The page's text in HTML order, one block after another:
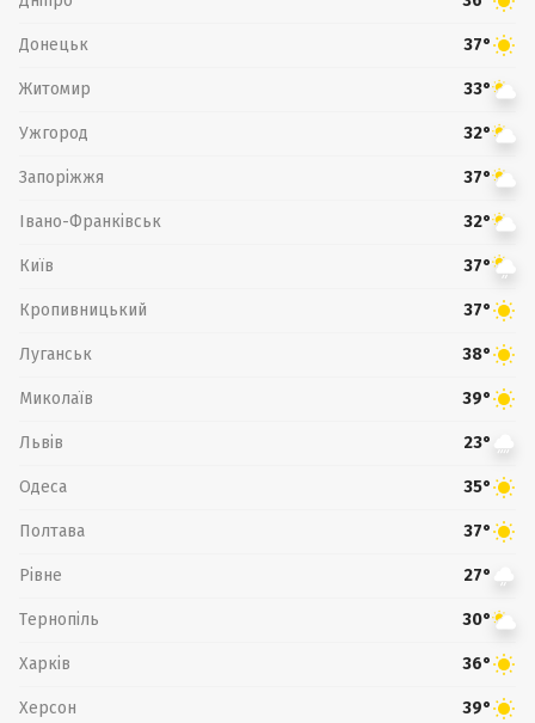
Донецьк 37°
Житомир 33°
Ужгород 32°
Запоріжжя 37°
Івано-Франківськ 32°
Київ 37°
Кропивницький 37°
Луганськ 38°
Миколаїв 39°
Львів 23°
Одеса 35°
Полтава 37°
Рівне 27°
Тернопіль 30°
Харків 36°
Херсон 39°